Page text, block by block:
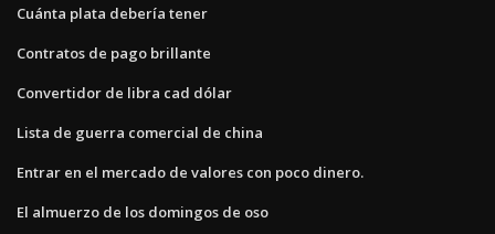
Cuánta plata debería tener
Contratos de pago brillante
Convertidor de libra cad dólar
Lista de guerra comercial de china
Entrar en el mercado de valores con poco dinero.
El almuerzo de los domingos de oso